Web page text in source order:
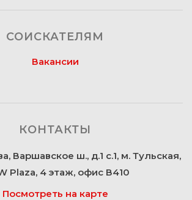
СОИСКАТЕЛЯМ
Вакансии
КОНТАКТЫ
Варшавское ш., д.1 с.1, м. Тульская,
Plaza, 4 этаж, офис В410
Посмотреть на карте